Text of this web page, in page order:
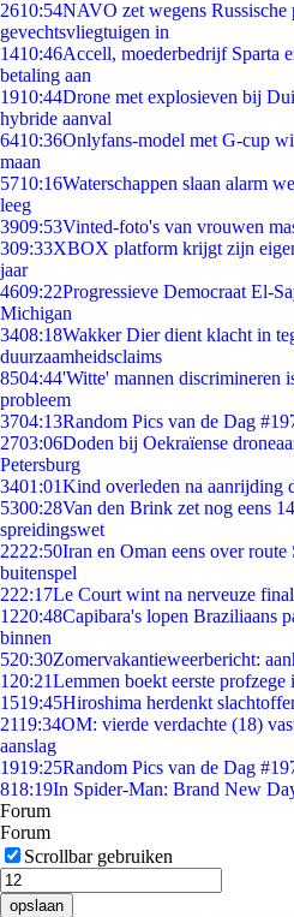
2610:54NAVO zet wegens Russische
gevechtsvliegtuigen in
1410:46Accell, moederbedrijf Sparta
betaling aan
1910:44Drone met explosieven bij
hybride aanval
6410:36Onlyfans-model met G-cup
maan
5710:16Waterschappen slaan alarm
leeg
3909:53Vinted-foto's van vrouwen
309:33XBOX platform krijgt zijn
jaar
4609:22Progressieve Democraat El-
Michigan
3408:18Wakker Dier dient klacht in
duurzaamheidsclaims
8504:44'Witte' mannen discrimineren
probleem
3704:13Random Pics van de Dag
2703:06Doden bij Oekraïense
Petersburg
3401:01Kind overleden na aanrijding
5300:28Van den Brink zet nog eens
spreidingswet
2222:50Iran en Oman eens over
buitenspel
222:17Le Court wint na nerveuze
1220:48Capibara's lopen Braziliaans
binnen
520:30Zomervakantieweerbericht:
1 20:21Lemmen boekt eerste
1519:45Hiroshima herdenkt
2119:34OM: vierde verdachte (18)
aanslag
1919:25Random Pics van de Dag
818:19In Spider-Man: Brand New
Forum
Forum
Scrollbar gebruiken
opslaan